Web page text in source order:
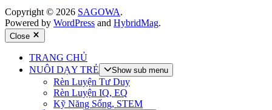
Copyright © 2026 SAGOWA.
Powered by WordPress and HybridMag.
Close
TRANG CHỦ
NUÔI DẠY TRẺ
Show sub menu
Rèn Luyện Tư Duy
Rèn Luyện IQ, EQ
Kỹ Năng Sống, STEM